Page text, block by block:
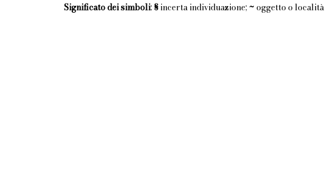
Significato dei simboli: §incerta individuazione; ~ oggetto o località